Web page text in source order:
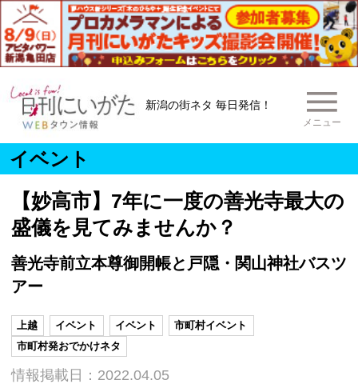
新潟の街ネタ 毎日発信！
メニュー
イベント
【妙高市】7年に一度の善光寺最大の
盛儀を見てみませんか？
善光寺前立本尊御開帳と戸隠・関山神社バスツ
アー
上越 イベント イベント
市町村イベント
市町村発おでかけネタ
情報掲載日：2022.04.05